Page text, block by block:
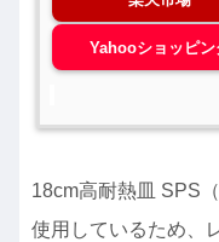
Yahooショッピン
18cm高耐熱皿 SPS
使用しているため、